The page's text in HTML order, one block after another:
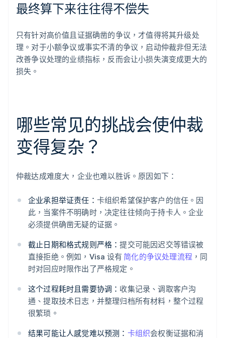
最终算下来往往得不偿失
只有针对高价值且证据确凿的争议，才值得将其升级处
理。对于小额争议或事实不清的争议，启动仲裁非但无法
改善争议处理的业绩指标，反而会让小损失演变成更大的
损失。
哪些常见的挑战会使仲裁
变得复杂？
仲裁达成难度大，企业也难以胜诉。原因如下：
企业承担举证责任： 卡组织希望保护客户的信任。因
此，当案件不明确时，决定往往倾向于持卡人。企业
必须提供确凿无疑的证据。
截止日期和格式规则严格：提交可能因迟交等错误被
直接拒绝。例如，Visa 设有 简化的争议处理流程 ，同
时对回应时限作出了严格规定。
这个过程耗时且需要协调： 收集记录、调取客户沟
通、提取技术日志，并整理归档所有材料，整个过程
很繁琐。
结果可能让人感觉难以预测： 卡组织会权衡证据和消